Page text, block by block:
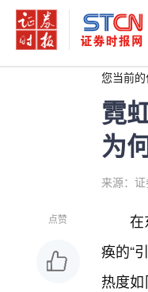
您当前的
霓
为
来源：
点赞
在
痪的“
热度